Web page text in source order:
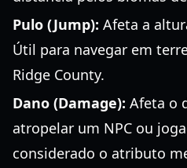
Pulo (Jump): Afeta a
Útil para navegar em
Ridge County.
Dano (Damage): Afeta o
atropelar um NPC ou
considerado o atributo